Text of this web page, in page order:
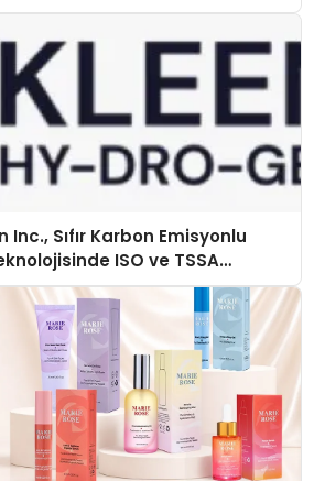
Sıfır Karbon Emisyonlu
ISO ve TSSA
Aldı